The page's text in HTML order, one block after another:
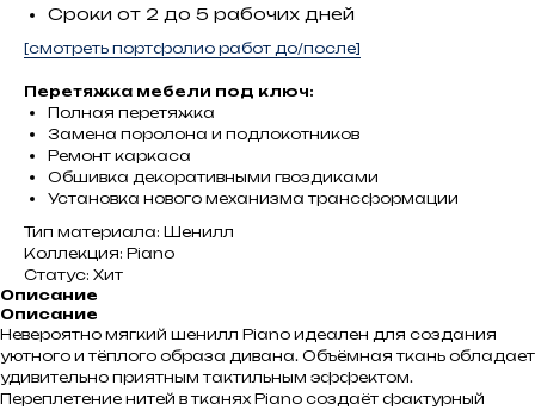
Сроки от 2 до 5 рабочих дней
[смотреть портфолио работ до/после]
Перетяжка мебели под ключ:
Полная перетяжка
Замена поролона и подлокотников
Ремонт каркаса
Обшивка декоративными гвоздиками
Установка нового механизма трансформации
Тип материала: Шенилл
Коллекция: Piano
Статус: Хит
Описание
Описание
Невероятно мягкий шенилл Piano идеален для создания
уютного и тёплого образа дивана. Объёмная ткань обладает
удивительно приятным тактильным эффектом.
Переплетение нитей в тканях Piano создаёт фактурный